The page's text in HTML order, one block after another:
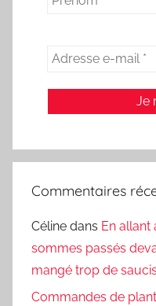
Commentaires
Céline dans En allant
sommes passés
mangé trop de
Commandes de